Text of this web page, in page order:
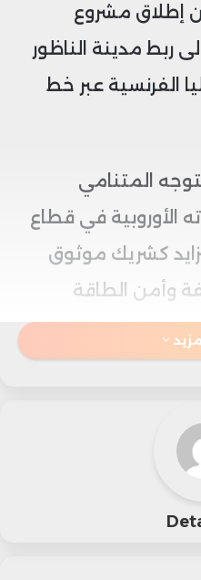
إطلاق مشروع
ربط مدينة الناظور
الفرنسية عبر خط
المتنامي
الأوروبية في قطاع
كشريك موثوق
وأمن الطاقة
لأمن الطاقة التي
خلالها